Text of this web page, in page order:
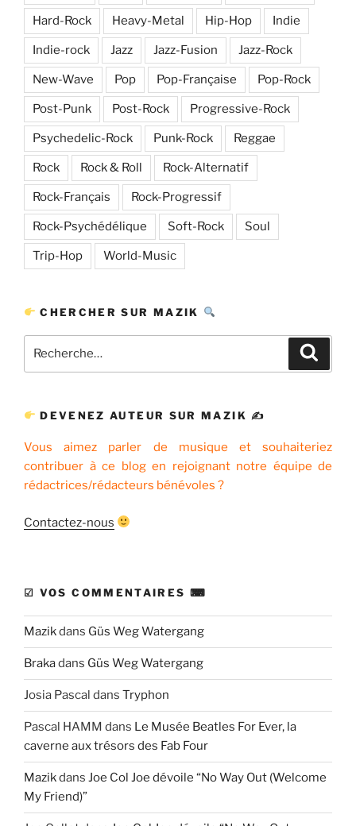
Hard-Rock Heavy-Metal Hip-Hop Indie
Indie-rock Jazz Jazz-Fusion Jazz-Rock
New-Wave Pop Pop-Française Pop-Rock
Post-Punk Post-Rock Progressive-Rock
Psychedelic-Rock Punk-Rock Reggae
Rock Rock & Roll Rock-Alternatif
Rock-Français Rock-Progressif
Rock-Psychédélique Soft-Rock Soul
Trip-Hop World-Music
CHERCHER SUR MAZIK
pour
DEVENEZ AUTEUR SUR MAZIK ✍
Vous aimez parler de musique et souhaiteriez
contribuer à ce blog en rejoignant notre équipe de
rédactrices/rédacteurs bénévoles ?
Contactez-nous
☑ VOS COMMENTAIRES ⌨
Mazikdans Güs Weg Watergang
Brakadans Güs Weg Watergang
Josia Pascal dans Tryphon
Pascal HAMM dans Le Musée Beatles For Ever, la
caverne aux trésors des Fab Four
Mazikdans Joe Col Joe dévoile “No Way Out (Welcome
My Friend)”